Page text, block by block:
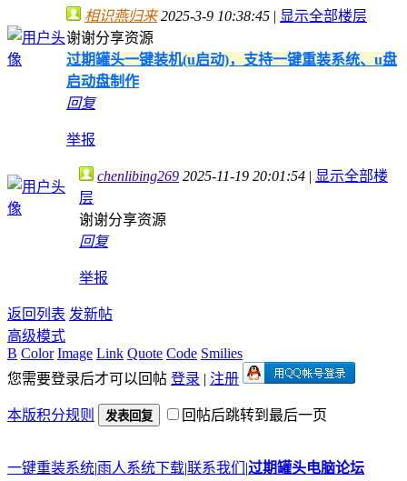
相识燕归来2025-3-9 10:38:45 | 显示全部楼层
谢谢分享资源
过期罐头一键装机(u启动)，支持一键重装系统、u盘
启动盘制作
回复
举报
chenlibing269 2025-11-19 20:01:54 | 显示全部楼
层
谢谢分享资源
回复
举报
返回列表 发新帖
高级模式
B Color Image Link Quote Code Smilies
您需要登录后才可以回帖 登录 | 注册
本版积分规则 发表回复 回帖后跳转到最后一页
一键重装系统|雨人系统下载|联系我们 |过期罐头电脑论坛